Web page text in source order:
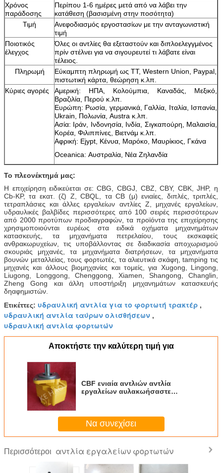
Χρόνος
παράδοσης
Περίπου 1-6 ημέρες μετά από να λάβει την
κατάθεση (βασισμένη στην ποσότητα)
Τιμή
Ανεφοδιασμός εργοστασίων με την ανταγωνιστική
τιμή
Ποιοτικός
έλεγχος
Όλες οι αντλίες θα εξεταστούν και διπλοελεγγμένος
πρίν στέλνει για να σιγουρευτεί τι λάβατε είναι
τέλειος.
Πληρωμή
Εύκαμπτη πληρωμή ως TT, Western Union, Paypal,
πιστωτική κάρτα, θεώρηση κ.λπ.
Κύριες αγορές
Αμερική: ΗΠΑ, Κολούμπια, Καναδάς, Μεξικό,
Βραζιλία, Περού κ.λπ.
Ευρώπη: Ρωσία, γερμανικά, Γαλλία, Ιταλία, Ισπανία,
Ukrain, Πολωνία, Austra κ.λπ.
Ασία: Ιράν, Ινδονησία, Ινδία, Σιγκαπούρη, Μαλαισία,
Κορέα, Φιλιππίνες, Βιετνάμ κ.λπ.
Αφρική: Ejypt, Κένυα, Μαρόκο, Μαυρίκιος, Γκάνα
Oceanica: Αυστραλία, Νέα Ζηλανδία
Το πλεονέκτημά μας:
Η επιχείρηση ειδικεύεται σε: CBG, CBGJ, CBZ, CBY, CBK, JHP, η
Cb-KP, τα εκατ. (ζ) Ζ, CBQL, τα CB (μ) ενιαίες, διπλές, τριπλές,
τετραπλάσιες και άλλες εργαλείων αντλίες Ζ, μηχανές εργαλείων,
υδραυλικές βαλβίδες περισσότερες από 100 σειρές περισσότερων
από 2000 προτύπων προδιαγραφών, τα προϊόντα της επιχείρησης
χρησιμοποιούνται ευρέως στα ειδικά οχήματα μηχανημάτων
κατασκευής, τα μηχανήματα πετρελαίου, τους εκσκαφείς
ανθρακωρυχείων, τις υποβάλλοντας σε διαδικασία αποχωρισμού
σκουριάς μηχανές, τα μηχανήματα διατρήσεων, τα μηχανήματα
βουνών μεταλλείας, τους φορτωτές, τα αλιευτικά σκάφη, tamping τις
μηχανές και άλλους βιομηχανίες και τομείς, για Xugong, Lingong,
Liugong, Longgong, Chenggong, Xiamen, Shangong, Changlin,
Zheng Gong και άλλη υποστήριξη μηχανημάτων κατασκευής
δηαφημιστών.
Ετικέττες: υδραυλική αντλία για το φορτωτή τρακτέρ ,
υδραυλική αντλία ταύρων ολισθήσεων ,
υδραυλική αντλία φορτωτών
Αποκτήστε την καλύτερη τιμή για
CBF ενιαία αντλιών αντλία
εργαλείων αυλακωήσαστε
εφαρμοσμένης μηχανικής
Να συνεχίσει
Περισσότεροι αντλία εργαλείων φορτωτών